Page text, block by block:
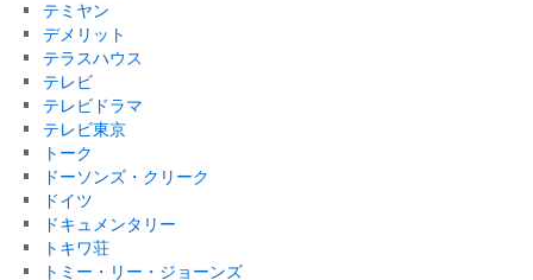
テミヤン
デメリット
テラスハウス
テレビ
テレビドラマ
テレビ東京
トーク
ドーソンズ・クリーク
ドイツ
ドキュメンタリー
トキワ荘
トミー・リー・ジョーンズ